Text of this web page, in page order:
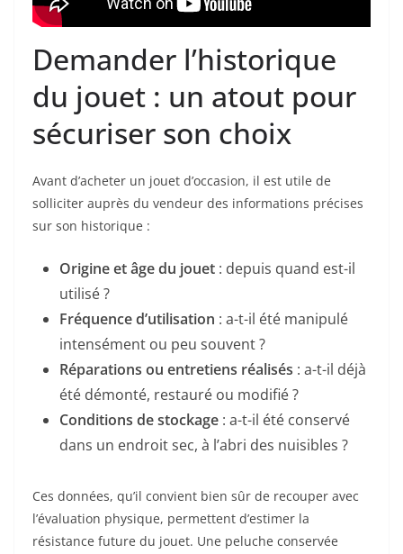
Demander l’historique
du jouet : un atout pour
sécuriser son choix
Avant d’acheter un jouet d’occasion, il est utile de
solliciter auprès du vendeur des informations précises
sur son historique :
Origine et âge du jouet : depuis quand est-il
utilisé ?
Fréquence d’utilisation : a-t-il été manipulé
intensément ou peu souvent ?
Réparations ou entretiens réalisés : a-t-il déjà
été démonté, restauré ou modifié ?
Conditions de stockage : a-t-il été conservé
dans un endroit sec, à l’abri des nuisibles ?
Ces données, qu’il convient bien sûr de recouper avec
l’évaluation physique, permettent d’estimer la
résistance future du jouet. Une peluche conservée